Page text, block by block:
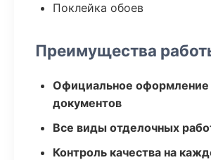
Поклейка обоев
Преимущества
Официальное оформление
документов
Все виды отделочных
Контроль качества на